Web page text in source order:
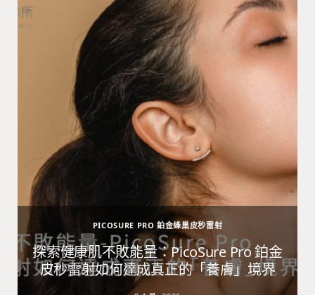
PICOSURE PRO 鉑金蜂巢皮秒雷射
探索健康肌不敗能量：PicoSure Pro 鉑金
皮秒雷射如何達成真正的「養膚」境界